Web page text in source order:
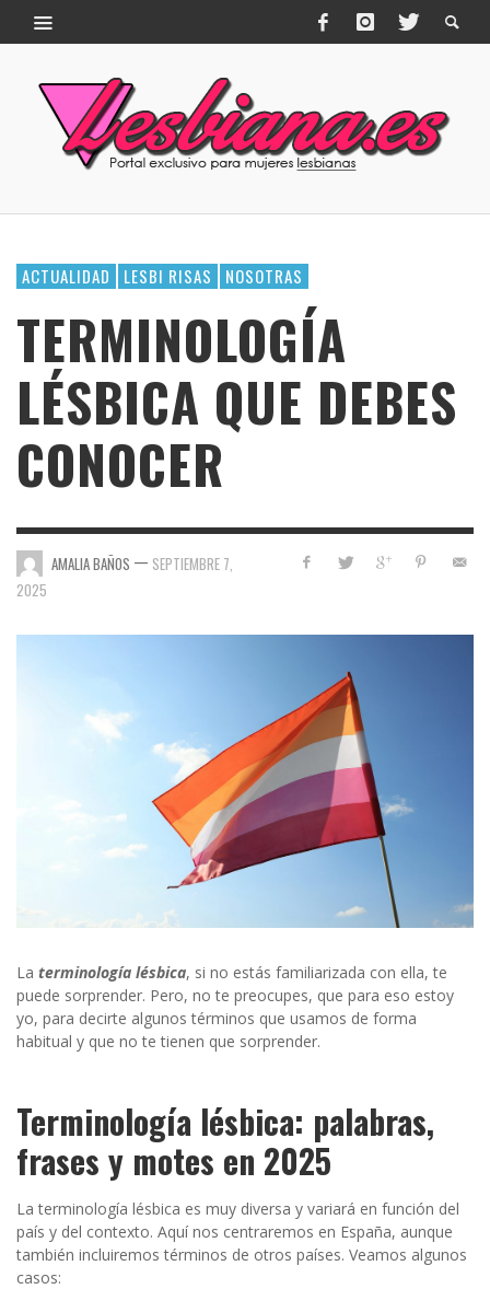
ACTUALIDAD LESBI RISAS NOSOTRAS
TERMINOLOGÍA
LÉSBICA QUE DEBES
CONOCER
AMALIA BAÑOS — SEPTIEMBRE 7,
2025
La terminología lésbica, si no estás familiarizada con ella, te
puede sorprender. Pero, no te preocupes, que para eso estoy
yo, para decirte algunos términos que usamos de forma
habitual y que no te tienen que sorprender.
Terminología lésbica: palabras,
frases y motes en 2025
La terminología lésbica es muy diversa y variará en función del
país y del contexto. Aquí nos centraremos en España, aunque
también incluiremos términos de otros países. Veamos algunos
casos: